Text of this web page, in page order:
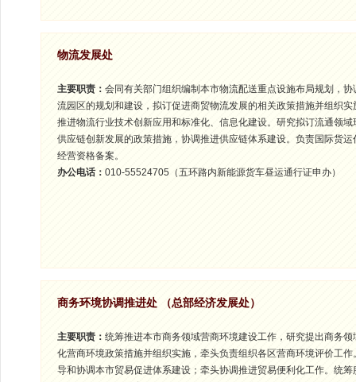
物流发展处
主要职责： 会同有关部门组织编制本市物流配送重点设施布局规划，协
流园区的规划和建设，拟订促进商贸物流发展的相关政策措施并组织实
推进物流行业技术创新应用和标准化、信息化建设。研究拟订流通领域
供应链创新发展的政策措施，协调推进供应链体系建设。负责国际货运
经营资格备案。
办公电话： 010-55524705（五环路内新能源货车昼运通行证申办）
商务环境协调推进处 （总部经济发展处）
主要职责： 统筹推进本市商务领域营商环境建设工作，研究提出商务领
化营商环境政策措施并组织实施，牵头负责组织各区营商环境评价工作
导和协调本市贸易促进体系建设；牵头协调推进贸易便利化工作。统筹